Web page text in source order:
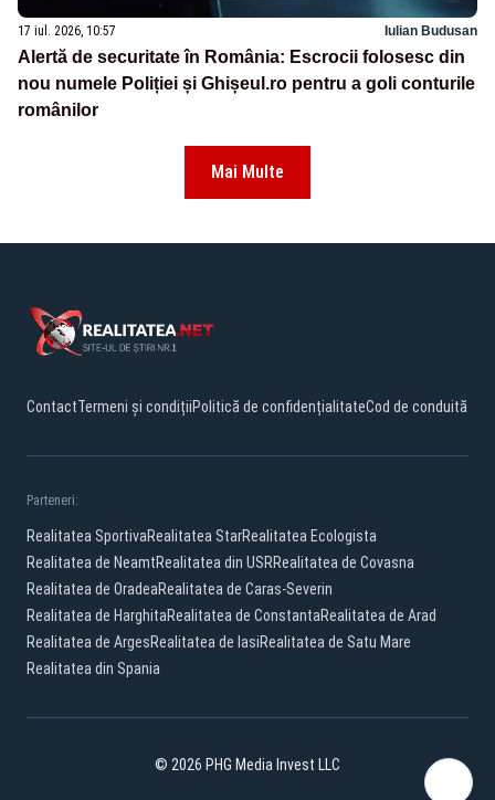
17 iul. 2026, 10:57 Iulian Budusan
Alertă de securitate în România: Escrocii folosesc din
nou numele Poliției și Ghișeul.ro pentru a goli conturile
românilor
Mai Multe
ContactTermeni și condițiiPolitică de confidențialitateCod de conduită
Parteneri:
Realitatea SportivaRealitatea StarRealitatea Ecologista
Realitatea de NeamtRealitatea din USRRealitatea de Covasna
Realitatea de OradeaRealitatea de Caras-Severin
Realitatea de HarghitaRealitatea de ConstantaRealitatea de Arad
Realitatea de ArgesRealitatea de IasiRealitatea de Satu Mare
Realitatea din Spania
© 2026 PHG Media Invest LLC